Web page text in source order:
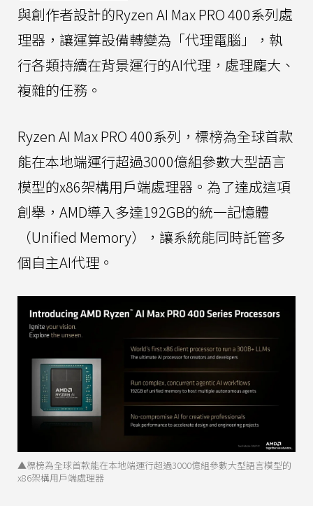
與創作者設計的Ryzen AI Max PRO 400系列處
理器，讓運算設備轉變為「代理電腦」，執
行各類持續在背景運行的AI代理，處理龐大、
複雜的任務。
Ryzen AI Max PRO 400系列，標榜為全球首款
能在本地端運行超過3000億組參數大型語言
模型的x86架構用戶端處理器。為了達成這項
創舉，AMD導入多達192GB的統一記憶體
（Unified Memory），讓系統能同時託管多
個自主AI代理。
▲標榜為全球首款能在本地端運行超過3000億組參數大型語言模型的
x86架構用戶端處理器